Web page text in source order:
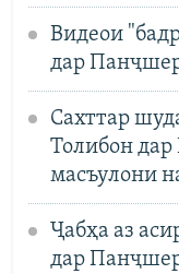
Видеои
дар
Сахттар
Толибон
масъулони
Ҷабҳа аз
дар Панҷшер